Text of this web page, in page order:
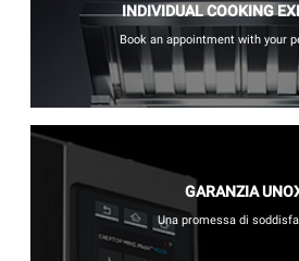
INDIVIDUAL COOKING
Book an appointment with your
GARANZIA
Una promessa di